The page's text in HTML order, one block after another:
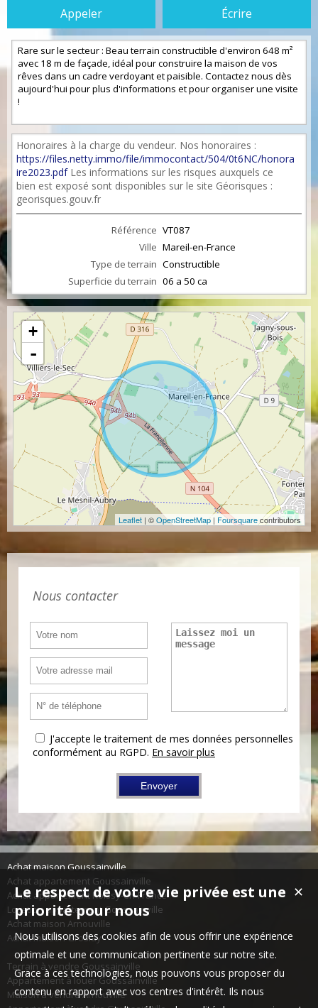
Appeler Écrire
Rare sur le secteur : Beau terrain constructible d'environ 648 m²
avec 18 m de façade, idéal pour construire la maison de vos
rêves dans un cadre verdoyant et paisible. Contactez nous dès
aujourd'hui pour plus d'informations et pour organiser une visite
!
Honoraires à la charge du vendeur. Nos honoraires :
https://files.netty.immo/file/immocontact/504/0t6NC/honora
ire2023.pdfLes informations sur les risques auxquels ce
bien est exposé sont disponibles sur le site Géorisques :
georisques.gouv.fr
Référence VT087
Ville Mareil-en-France
Type de terrain Constructible
Superficie du terrain 06 a 50 ca
+
-
Leaflet | ©OpenStreetMap| Foursquarecontributors
Nous contacter
J'accepte le traitement de mes données personnelles
conformément au RGPD. En savoir plus
Achat maison Goussainville
Achat appartement Goussainville
Achat appartement Roissy-en-France
Location appartement Goussainville
Achat maison Arnouville
Achat maison Groslay
Terrain à vendre Goussainville
Appartement à louer Goussainville
Maison à vendre Arnouville
✕
Le respect de votre vie privée est une
priorité pour nous
Nous utilisons des cookies afin de vous offrir une expérience
optimale et une communication pertinente sur notre site.
Grace à ces technologies, nous pouvons vous proposer du
contenu en rapport avec vos centres d'intérêt. Ils nous